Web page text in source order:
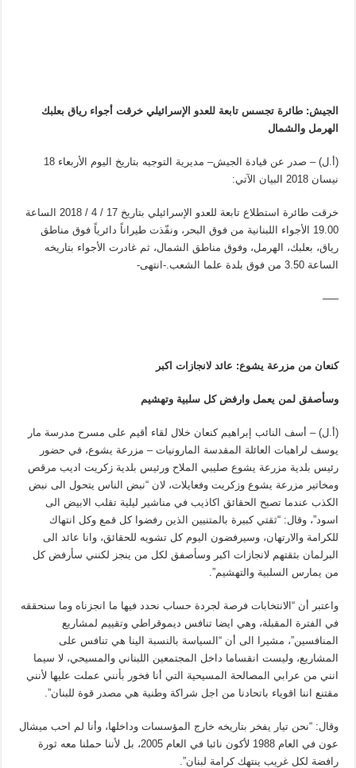
الجيش: طائرة تجسس تابعة للعدو الإسرائيلي خرقت أجواء رياق بعلبك
الهرمل والشمال
(أ.ل) – صدر عن قيادة الجيش– مديرية التوجيه بتاريخ اليوم الأربعاء 18
نيسان 2018 البيان الآتي:
خرقت طائرة استطلاع تابعة للعدو الإسرائيلي بتاريخ 17 / 4 / 2018 الساعة
19.00 الأجواء اللبنانية من فوق البحر، ونفّذت طيراناً دائرياً فوق مناطق
رياق، بعلبك، الهرمل، وفوق مناطق الشمال، ثم غادرت الأجواء بتاريخه
الساعة 3.50 من فوق بلدة علما الشعب.-انتهى-
—–
كنعان من مزرعة يشوع: عائد لانجازات اكبر
وسأصفق لمن يعمل وارفض كل سلبية وتهشيم
(أ.ل) – أسف النائب إبراهيم كنعان خلال لقاء أقيم على مسرح مدرسة مار
يوسف لراهبات العائلة المقدسة المارونيات – مزرعة يشوع، في حضور
رئيس بلدية مزرعة يشوع صليبي الملاح ورئيس بلدية زكريت اديب مرقص
ومخاتير مزرعة يشوع وزكريت وفعايلات، لان “نبض الناس يتحول الى نبض
الكذب عندما تصبح الحقائق اكاذيب في مناشير ليلية تقلب الابيض الى
اسود”، وقال: “ثقتي كبيرة بالمتنيين الذين رفضوا كل قمع وكل انتهاك
للكرامة والارتهان، وسيرفضون اليوم كل تشويه للحقائق، وانا عائد الى
البرلمان بثقتهم لانجازات اكبر وسأصفق لكل من ينجز لكنني سأرفض كل
من يمارس السلبية والتهشيم”.
واعتبر أن “الانتخابات فرصة لجردة حساب نحدد فيها ما انجزناه وما سنحققه
في الفترة المقبلة، وهي ايضا تنافس ديموقراطي وتقييم لمشاريع
المنافسين”، مشيرا الى أن “السياسة بالنسبة الينا هي تنافس على
المشاريع، وليست انقساما داخل المجتمعين اللبناني والمسيحي، لا سيما
انني من عرابي المصالحة المسيحية التي أنا فخور بأنني عملت عليها لأنني
مقتنع اننا اقوياء باتحادنا من اجل شراكة وطنية هي مصدر قوة للبنان”.
وقال: “نحن تيار يفخر بتاريخه خارج المؤسسات وداخلها، وأنا لم احب ميشال
عون في العام 1988 لأكون نائبا في العام 2005، بل لأننا حملنا معه ثورة
رافضة لكل غريب ينتهك كرامة لبنان”.